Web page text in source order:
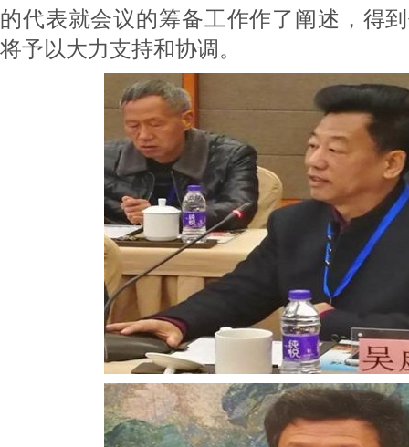
的代表就会议的筹备工作作了阐述，得
将予以大力支持和协调。